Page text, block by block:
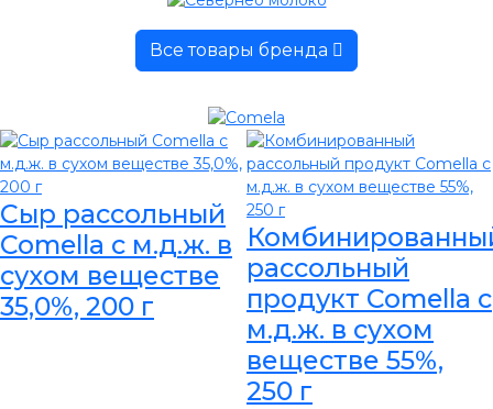
Все товары бренда
Сыр рассольный
Comella с м.д.ж. в
сухом веществе
35,0%, 200 г
рассольный
продукт Comella с
м.д.ж. в сухом
веществе 55%,
250 г